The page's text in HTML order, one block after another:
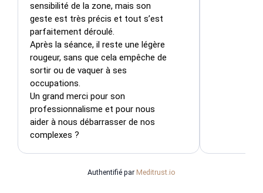
sensibilité de la zone, mais son
geste est très précis et tout s’est
parfaitement déroulé.
Après la séance, il reste une légère
rougeur, sans que cela empêche de
sortir ou de vaquer à ses
occupations.
Un grand merci pour son
professionnalisme et pour nous
aider à nous débarrasser de nos
complexes ?
Authentifié par Meditrust.io